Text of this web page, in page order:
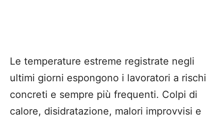
Le temperature estreme registrate negli
ultimi giorni espongono i lavoratori a rischi
concreti e sempre più frequenti. Colpi di
calore, disidratazione, malori improvvisi e